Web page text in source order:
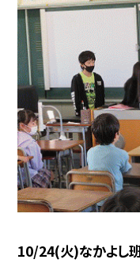
10/24(火)なかよし